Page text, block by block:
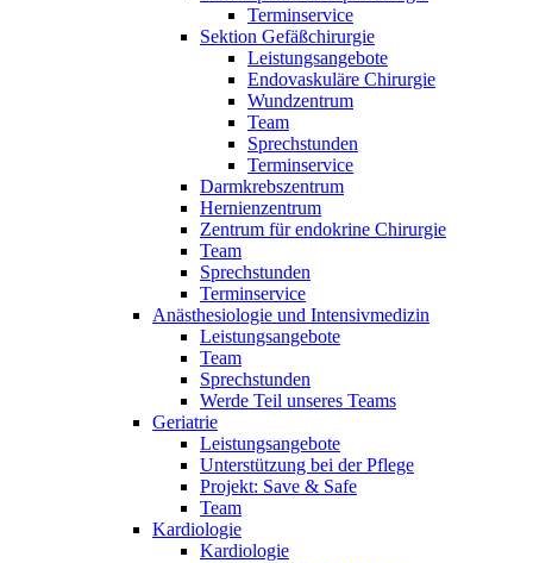
Terminservice
Sektion Gefäßchirurgie
Leistungsangebote
Endovaskuläre Chirurgie
Wundzentrum
Team
Sprechstunden
Terminservice
Darmkrebszentrum
Hernienzentrum
Zentrum für endokrine Chirurgie
Team
Sprechstunden
Terminservice
Anästhesiologie und Intensivmedizin
Leistungsangebote
Team
Sprechstunden
Werde Teil unseres Teams
Geriatrie
Leistungsangebote
Unterstützung bei der Pflege
Projekt: Save & Safe
Team
Kardiologie
Kardiologie